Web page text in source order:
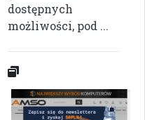
dostępnych
możliwości, pod ...